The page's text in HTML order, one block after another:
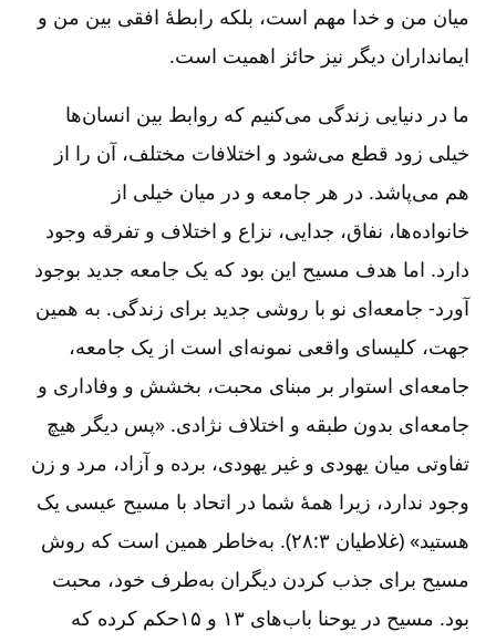
میان من و خدا مهم است‌، بلکه رابطۀ افقی بین من و
ایمانداران دیگر نیز حائز اهمیت است‌.
ما در دنیایی زندگی می‌کنیم که روابط بین انسان‌ها
خیلی زود قطع می‌شود و اختلافات مختلف‌، آن را از
هم می‌پاشد. در هر جامعه و در میان خیلی از
خانواده‌ها، نفاق، جدایی‌، نزاع و اختلاف و تفرقه وجود
دارد. اما هدف مسیح این بود که یک جامعه جدید بوجود
آورد-‏ جامعه‌ای نو با روشی جدید برای زندگی‌. به همین
جهت‌، کلیسای واقعی نمونه‌ای است از یک جامعه،
جامعه‌ای استوار بر مبنای محبت‌، بخشش و وفاداری و
جامعه‌ای بدون طبقه و اختلاف نژادی‌. «پس دیگر هیچ
تفاوتی میان یهودی و غیر یهودی‌، برده و آزاد، مرد و زن
وجود ندارد، زیرا همۀ شما در اتحاد با مسیح عیسی یک
هستید» (غلاطیان ۳:‏۲۸). به‌خاطر همین است که روش
مسیح برای جذب کردن دیگران به‌طرف خود، محبت
بود. مسیح در یوحنا باب‌های ۱۳ و ۱۵حکم کرده که